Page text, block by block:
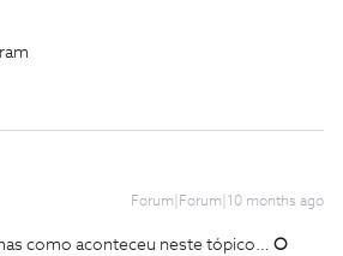
Forum|Forum|10 months ago
como aconteceu neste tópico… O